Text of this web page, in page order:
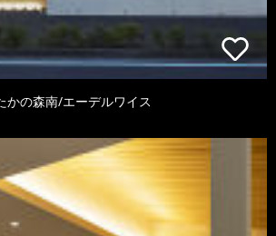
かの森南/エーデルワイス